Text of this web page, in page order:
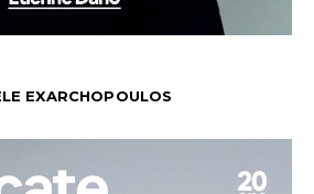
EXARCHOPOULOS